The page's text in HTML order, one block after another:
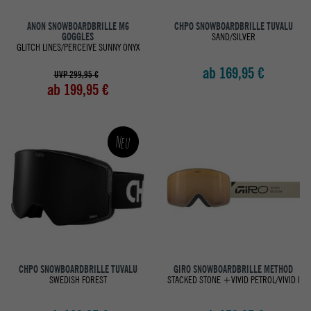
ANON SNOWBOARDBRILLE M6
GOGGLES
GLITCH LINES/PERCEIVE SUNNY ONYX
UVP 299,95 €
ab 199,95 €
CHPO SNOWBOARDBRILLE TUVALU
SAND/SILVER
ab 169,95 €
Neu
CHPO SNOWBOARDBRILLE TUVALU
SWEDISH FOREST
GIRO SNOWBOARDBRILLE METHOD
STACKED STONE +VIVID PETROL/VIVID I